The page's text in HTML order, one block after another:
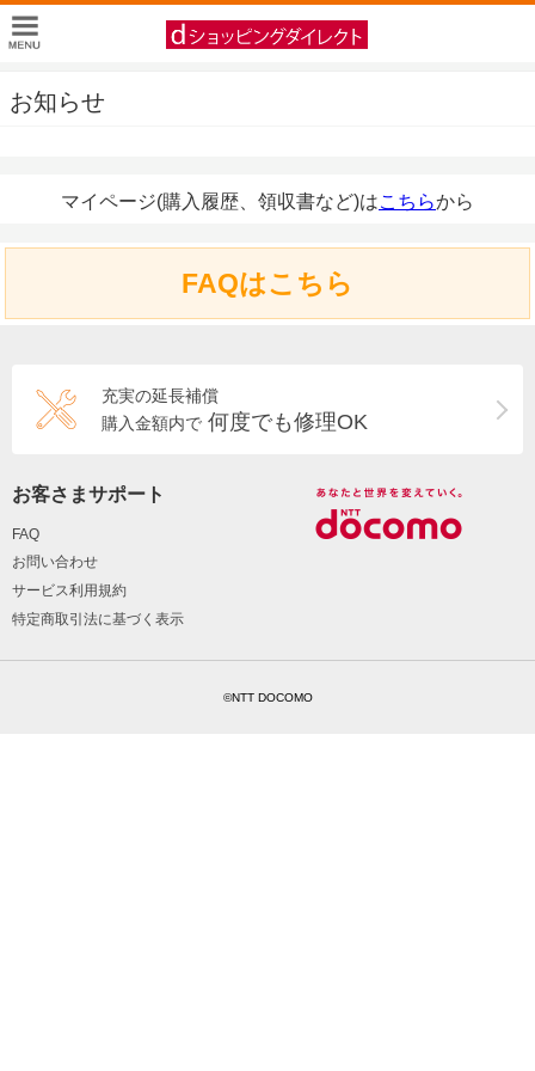
お知らせ
マイページ(購入履歴、領収書など)はこちらから
FAQはこちら
充実の延長補償
購入金額内で 何度でも修理OK
お客さまサポート
FAQ
お問い合わせ
サービス利用規約
特定商取引法に基づく表示
©NTT DOCOMO